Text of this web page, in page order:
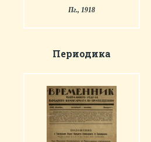
Пг., 1918
Периодика